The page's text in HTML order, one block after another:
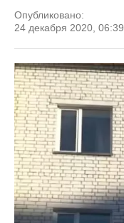
Опубликовано:
24 декабря 2020, 06:39